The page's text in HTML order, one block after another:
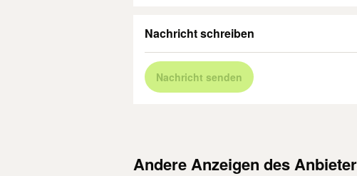
Nachricht schreiben
Nachricht senden
Andere Anzeigen des